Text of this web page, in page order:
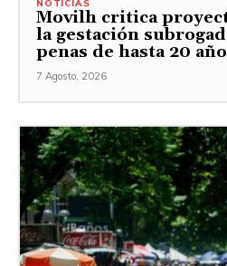
NOTICIAS
Movilh critica
la gestación
penas de hasta 20
7 Agosto, 2026